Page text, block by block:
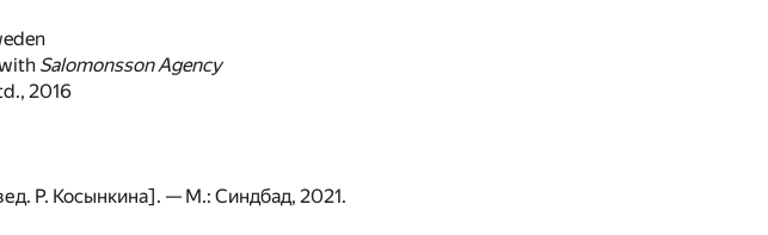
Salomonsson Agency
2016
Р. Косынкина]. — М.: Синдбад, 2021.